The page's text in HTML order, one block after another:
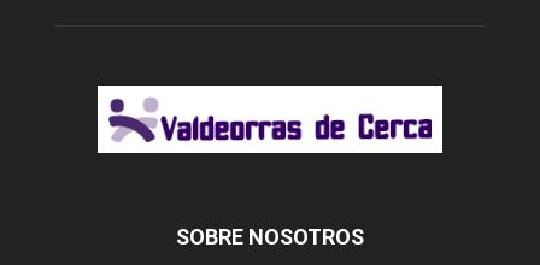
SOBRE NOSOTROS